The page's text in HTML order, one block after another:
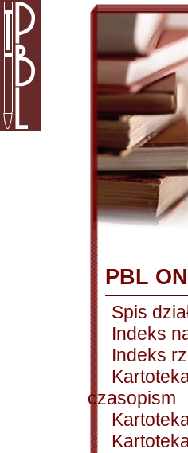
PBL
Spis
Indeks
Indeks
czasopism